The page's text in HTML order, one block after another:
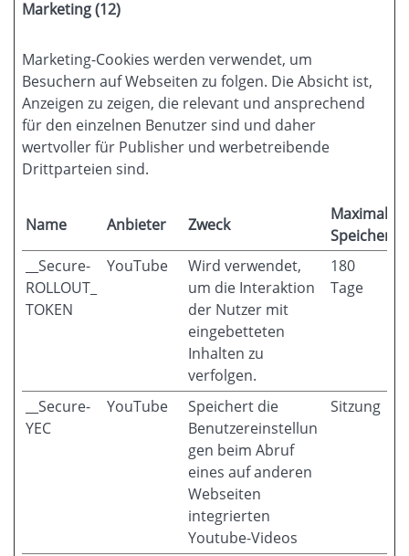
Marketing (12)
Marketing-Cookies werden verwendet, um
Besuchern auf Webseiten zu folgen. Die Absicht ist,
Anzeigen zu zeigen, die relevant und ansprechend
für den einzelnen Benutzer sind und daher
wertvoller für Publisher und werbetreibende
Drittparteien sind.
Name Anbieter Zweck
Maximale
__Secure-
ROLLOUT_
TOKEN
YouTube
Wird verwendet,
um die Interaktion
der Nutzer mit
eingebetteten
Inhalten zu
verfolgen.
180
Tage
__Secure-
YEC
YouTube
Speichert die
Benutzereinstellun
gen beim Abruf
eines auf anderen
Webseiten
integrierten
Youtube-Videos
Sitzung